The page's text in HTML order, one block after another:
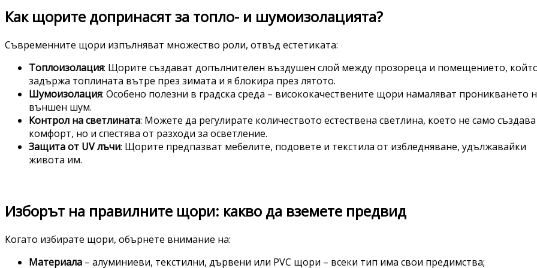
Как щорите допринасят за топло- и шумоизолацията?
Съвременните щори изпълняват множество роли, отвъд естетиката:
Топлоизолация: Щорите създават допълнителен въздушен слой между прозореца и помещението,
задържа топлината вътре през зимата и я блокира през лятото.
Шумоизолация: Особено полезни в градска среда – висококачествените щори намаляват проникването
външен шум.
Контрол на светлината: Можете да регулирате количеството естествена светлина, което не само създава
комфорт, но и спестява от разходи за осветление.
Защита от UV лъчи: Щорите предпазват мебелите, подовете и текстила от избледняване, удължавайки
живота им.
Изборът на правилните щори: какво да вземете предвид
Когато избирате щори, обърнете внимание на:
Материала – алуминиеви, текстилни, дървени или PVC щори – всеки тип има свои предимства;